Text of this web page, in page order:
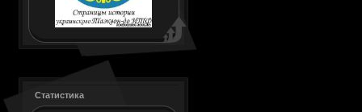
Статистика